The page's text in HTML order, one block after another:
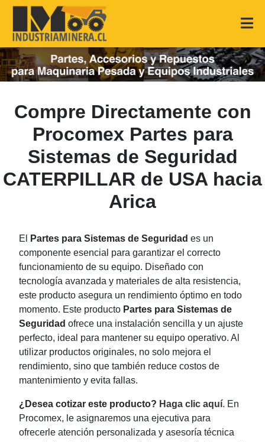
Compre Directamente con
Procomex Partes para
Sistemas de Seguridad
CATERPILLAR de USA hacia
Arica
El Partes para Sistemas de Seguridad es un
componente esencial para garantizar el correcto
funcionamiento de su equipo. Diseñado con
tecnología avanzada y materiales de alta resistencia,
este producto asegura un rendimiento óptimo en todo
momento. Este producto Partes para Sistemas de
Seguridad ofrece una instalación sencilla y un ajuste
perfecto, ideal para mantener su equipo operativo. Al
utilizar productos originales, no solo mejora el
rendimiento, sino que también reduce costos de
mantenimiento y evita fallas.
¿Desea cotizar este producto? Haga clic aquí. En
Procomex, le asignaremos una ejecutiva para
ofrecerle atención personalizada y asesoría técnica